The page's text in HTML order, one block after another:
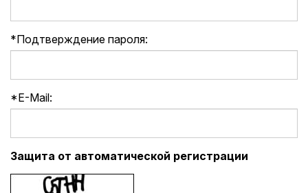
*Подтверждение пароля:
*E-Mail:
Защита от автоматической регистрации